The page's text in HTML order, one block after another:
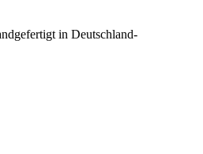
in Deutschland-